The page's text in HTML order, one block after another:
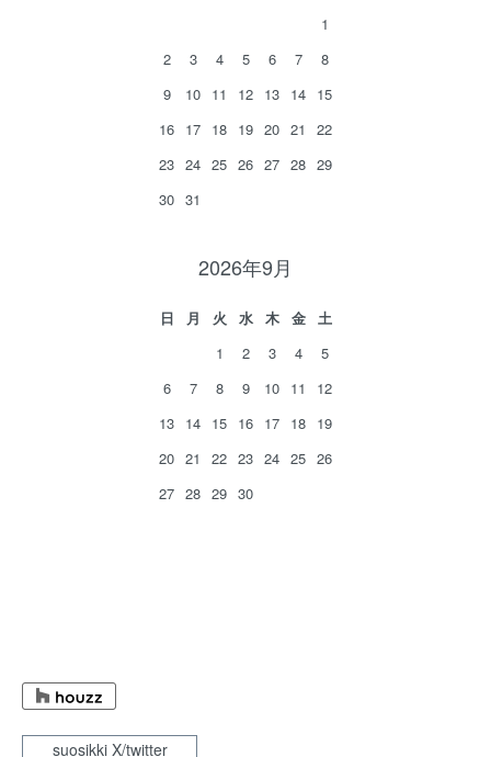
1
2
3 4 5 6 7
8
9
10 11 12 13 14 15
16 17 18 19 20 21
22
23 24 25 26 27 28 29
30 31
2026年9月
日 月 火 水 木 金
土
1
2 3 4
5
6
7 8 9 10 11
12
13 14 15 16 17 18 19
20 21 22 23 24 25 26
27 28 29 30
suosikki X/twitter